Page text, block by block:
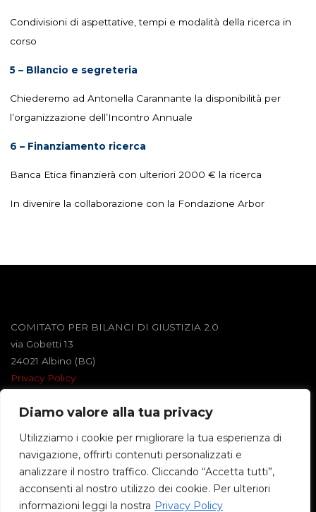
Diamo valore alla tua privacy
Utilizziamo i cookie per migliorare la tua esperienza di
navigazione, offrirti contenuti personalizzati e
analizzare il nostro traffico. Cliccando “Accetta tutti”,
acconsenti al nostro utilizzo dei cookie. Per ulteriori
informazioni leggi la nostra Privacy Policy
Condivisioni di aspettative, tempi e modalità della ricerca in
corso
5 – BIlancio e segreteria
Chiederemo ad Antonella Carannante la disponibilità per
l’organizzazione dell’Incontro Annuale
6 – Finanziamento ricerca
Banca Etica finanzierà con ulteriori 2000 € la ricerca
In divenire la collaborazione con la Fondazione Arbor
COMITATO PER BILANCI DI GIUSTIZIA 2.0
via Gobetti 13
24021 Albino (BG)
Privacy Policy
©2026 BILANCI DI GIUSTIZIA